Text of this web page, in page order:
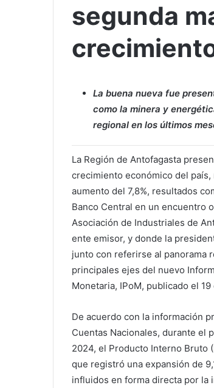
segunda
La buena nueva fue
como la minera y
regional en los últimos
La Región de Antofagasta
crecimiento económico del país,
aumento del 7,8%, resultados
Banco Central en un encuentro
Asociación de Industriales de
ente emisor, y donde la
junto con referirse al panorama
principales ejes del nuevo
Monetaria, IPoM, publicado el 19
De acuerdo con la información
Cuentas Nacionales, durante el
2024, el Producto Interno Bruto
que registró una expansión de
influidos en forma directa por la